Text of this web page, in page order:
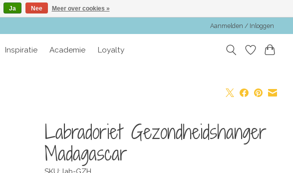
Aanmelden / Inloggen
Inspiratie Academie Loyalty
Labradoriet Gezondheidshanger
Madagascar
SKU: lab-GZH
Ja Nee Meer over cookies »